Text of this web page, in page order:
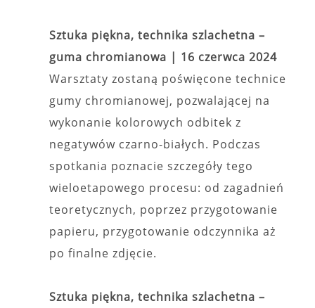
Sztuka piękna, technika szlachetna –
guma chromianowa | 16 czerwca 2024
Warsztaty zostaną poświęcone technice
gumy chromianowej, pozwalającej na
wykonanie kolorowych odbitek z
negatywów czarno-białych. Podczas
spotkania poznacie szczegóły tego
wieloetapowego procesu: od zagadnień
teoretycznych, poprzez przygotowanie
papieru, przygotowanie odczynnika aż
po finalne zdjęcie.
Sztuka piękna, technika szlachetna –